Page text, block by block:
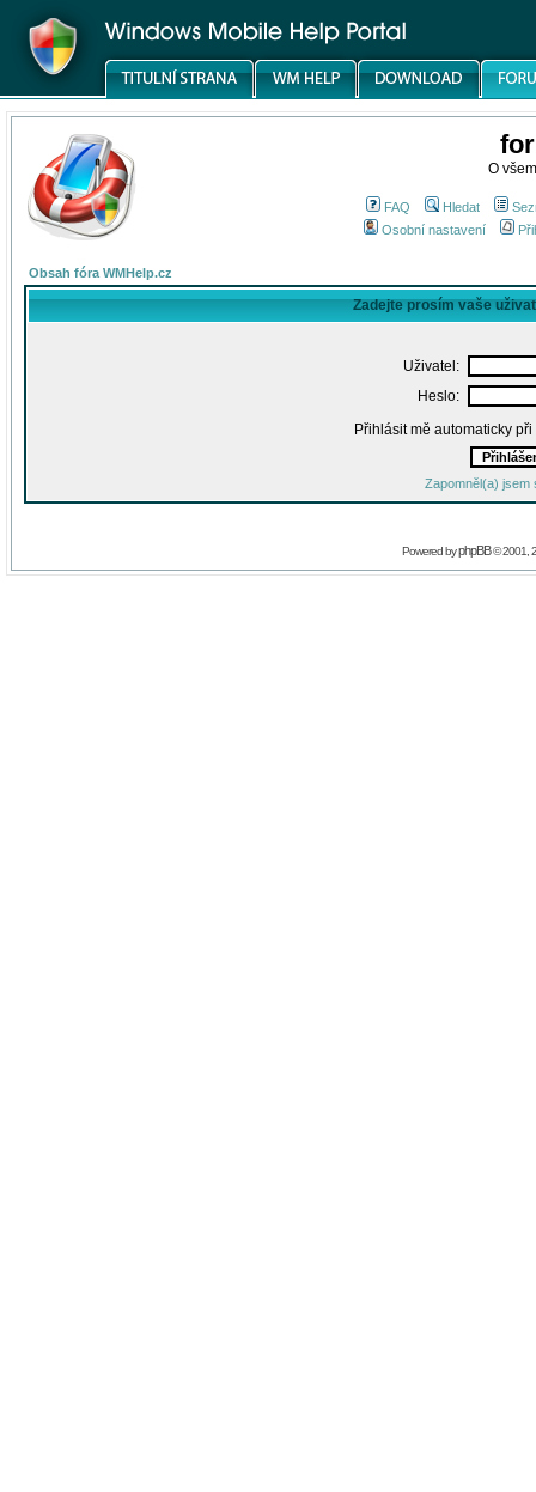
O
FAQ Hledat
Osobní nastavení
Obsah fóra WMHelp.cz
Zadejte prosím vaše
Uživatel:
Heslo:
Přihlásit mě automaticky
Zapomněl(a) jsem
Powered byphpBB© 2001,